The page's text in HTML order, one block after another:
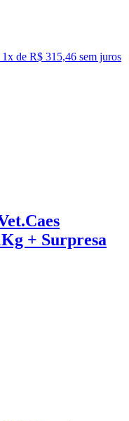
1x de R$ 315,46 sem juros
+ Surpresa